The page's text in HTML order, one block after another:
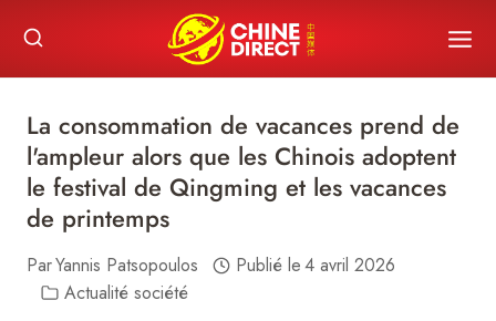
content
La consommation de vacances prend de
l'ampleur alors que les Chinois adoptent
le festival de Qingming et les vacances
de printemps
ParYannis Patsopoulos Publié le4 avril 2026
Actualité société